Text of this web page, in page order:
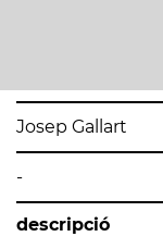
Josep Gallart
-
descripció